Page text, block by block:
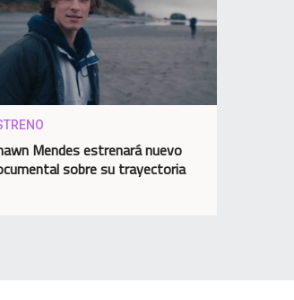
Mendes estrenará nuevo
sobre su trayectoria